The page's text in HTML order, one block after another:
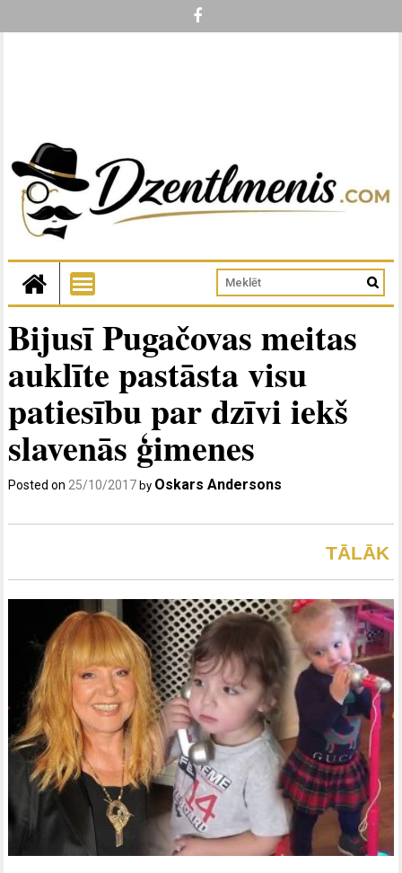
Bijusī Pugačovas meitas
auklīte pastāsta visu
patiesību par dzīvi iekš
slavenās ģimenes
Posted on25/10/2017 by Oskars Andersons
TĀLĀK